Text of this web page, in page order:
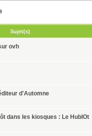
Sujet(s)
ovh
d'Automne
dans les kiosques : Le HublOt